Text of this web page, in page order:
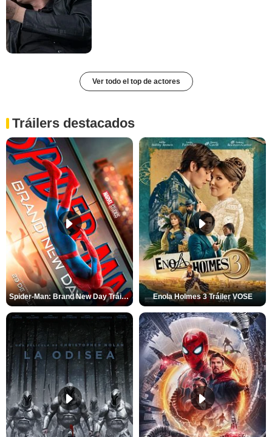
Ver todo el top de actores
Tráilers destacados
Spider-Man: Brand New Day Tráiler (3) Enola Holmes 3 Tráiler VOSE